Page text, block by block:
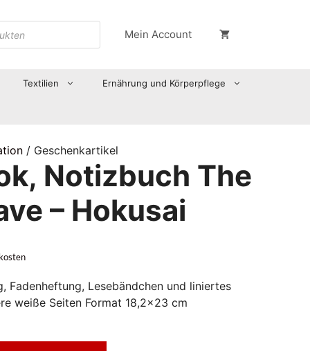
Mein Account
Textilien Ernährung und Körperpflege
/ Geschenkartikel
Notizbuch The
– Hokusai
Fadenheftung, Lesebändchen und liniertes
weiße Seiten Format 18,2×23 cm